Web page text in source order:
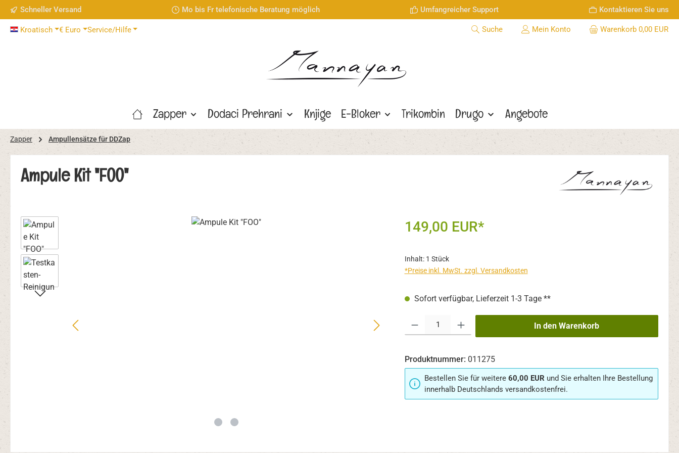
Hauptinhalt springen
Zur Suche springen
Zur Hauptnavigation springen
Schneller Versand Mo bis Fr telefonische Beratung möglich Umfangreicher Support Kontaktieren Sie uns
Kroatisch € Euro Service/Hilfe Suche Mein Konto Warenkorb 0,00 EUR
Zapper Dodaci Prehrani Knjige E-Bloker Trikombin Drugo Angebote
Zapper Ampullensätze für DDZap
Ampule Kit "FOO"
Bildergalerie überspringen 149,00 EUR*
Inhalt: 1 Stück
*Preise inkl. MwSt. zzgl. Versandkosten
Sofort verfügbar, Lieferzeit 1-3 Tage **
In den Warenkorb
Produktnummer: 011275
Bestellen Sie für weitere 60,00 EUR und Sie erhalten Ihre Bestellung
innerhalb Deutschlands versandkostenfrei.